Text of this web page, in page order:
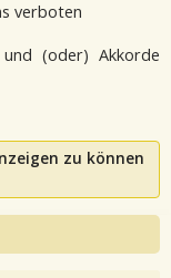
verboten
(oder) Akkorde
zu können